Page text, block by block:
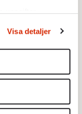
uppgifter
när som
innehållet
Vi
och annan
Visa detaljer